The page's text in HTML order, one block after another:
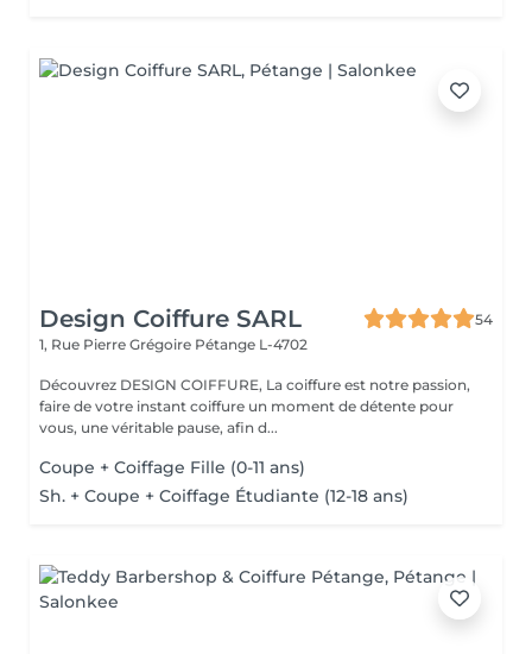
Design Coiffure SARL
54
1, Rue Pierre Grégoire Pétange L-4702
Découvrez DESIGN COIFFURE, La coiffure est notre passion,
faire de votre instant coiffure un moment de détente pour
vous, une véritable pause, afin d...
Coupe + Coiffage Fille (0-11 ans)
Sh. + Coupe + Coiffage Étudiante (12-18 ans)